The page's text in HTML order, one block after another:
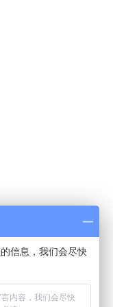
信息，我们会尽快